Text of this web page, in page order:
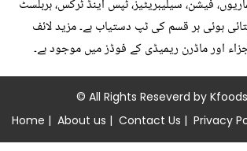
فیشن، سیلیبریٹیز، ٹپس اینڈ ٹرکس، ہربلسٹ
ہوئی ہر قسم کی ٹپ دستیاب ہے۔ مزید لائف
اور ماڈرن ریمیڈی کے فوڈز میں موجود ہے۔
© All Rights Reseverd by
Home | About us | Contact Us | Privacy